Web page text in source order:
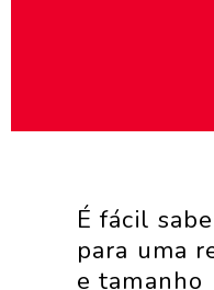
É fácil
para uma
e tamanho